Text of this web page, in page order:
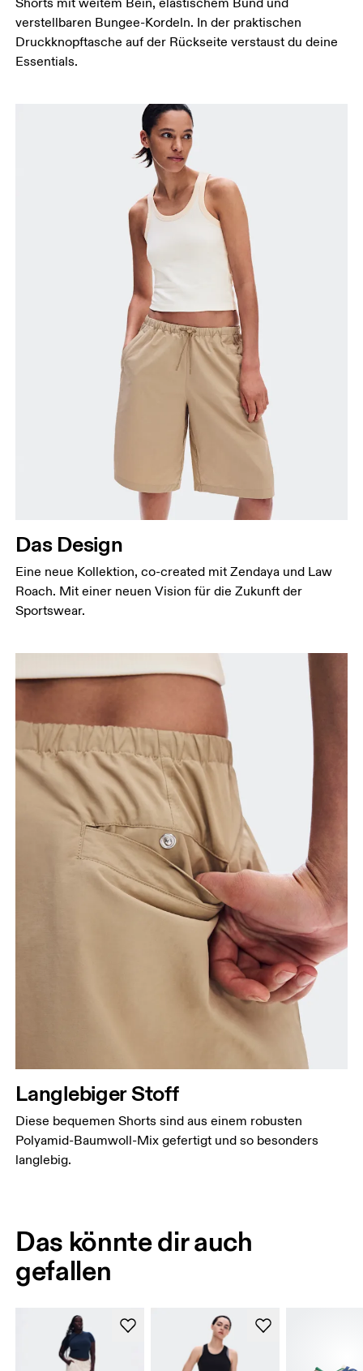
auseinander sind. Miss um die breiteste Stelle
deines Oberschenkels herum.
Schrittlänge
Füsse leicht auseinander. Miss von der obersten
Stelle deines Innenbeins bis hinunter zum Knöchel.
Shorts mit weitem Bein, elastischem Bund und
verstellbaren Bungee-Kordeln. In der praktischen
Druckknopftasche auf der Rückseite verstaust du deine
Essentials.
Das Design
Eine neue Kollektion, co-created mit Zendaya und Law
Roach. Mit einer neuen Vision für die Zukunft der
Sportswear.
Langlebiger Stoff
Diese bequemen Shorts sind aus einem robusten
Polyamid-Baumwoll-Mix gefertigt und so besonders
langlebig.
Das könnte dir auch
gefallen